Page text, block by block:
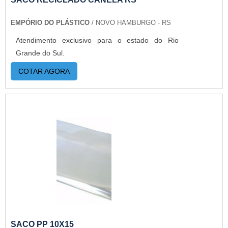
Aumentando, assim, o mix de sacos a pronta
entrega e venda fracionada, até em pequenas
quantidades. Para saber mais informações, basta
solicitar um orçamento..
EMPÓRIO DO PLÁSTICO / NOVO HAMBURGO - RS
Atendimento exclusivo para o estado do Rio
Grande do Sul.
COTAR AGORA
SACO PP 10X15